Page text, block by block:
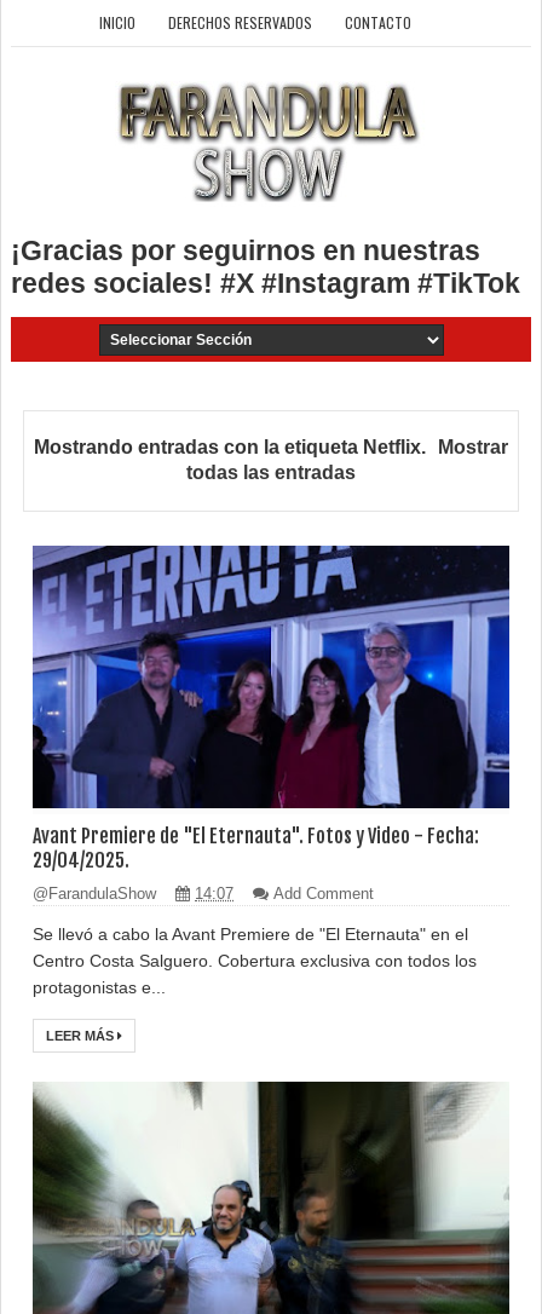
INICIO DERECHOS RESERVADOS CONTACTO
¡Gracias por seguirnos en nuestras
redes sociales! #X #Instagram #TikTok
Mostrando entradas con la etiqueta Netflix.
Mostrar
todas las entradas
Avant Premiere de "El Eternauta". Fotos y Video - Fecha:
29/04/2025.
@FarandulaShow 14:07 Add Comment
Se llevó a cabo la Avant Premiere de "El Eternauta" en el
Centro Costa Salguero. Cobertura exclusiva con todos los
protagonistas e...
LEER MÁS